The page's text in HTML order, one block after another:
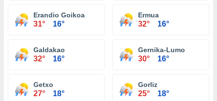
Erandio Goikoa
31° 16°
Ermua
32° 16°
Galdakao
32° 16°
Gernika-Lumo
30° 16°
Getxo
27° 18°
Gorliz
25° 18°